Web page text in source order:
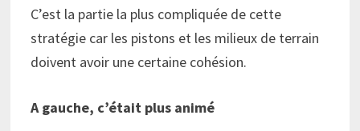
C’est la partie la plus compliquée de cette
stratégie car les pistons et les milieux de terrain
doivent avoir une certaine cohésion.
A gauche, c’était plus animé